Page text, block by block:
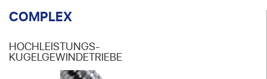
COMPLEX
HOCHLEISTUNGS-
KUGELGEWINDETRIEBE